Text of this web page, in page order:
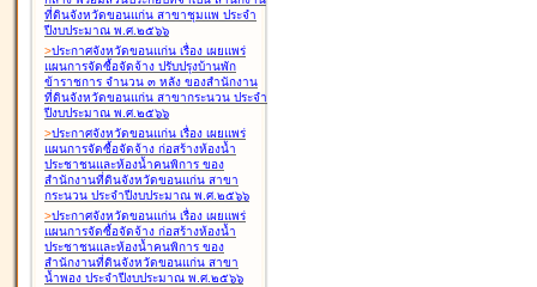
ที่ดินจังหวัดขอนแก่น สาขาชุมแพ ประจำ
ปีงบประมาณ พ.ศ.๒๕๖๖
>ประกาศจังหวัดขอนแก่น เรื่อง เผยแพร่
แผนการจัดซื้อจัดจ้าง ปรับปรุงบ้านพัก
ข้าราชการ จำนวน ๓ หลัง ของสำนักงาน
ที่ดินจังหวัดขอนแก่น สาขากระนวน ประจำ
ปีงบประมาณ พ.ศ.๒๕๖๖
>ประกาศจังหวัดขอนแก่น เรื่อง เผยแพร่
แผนการจัดซื้อจัดจ้าง ก่อสร้างห้องน้ำ
ประชาชนและห้องน้ำคนพิการ ของ
สำนักงานที่ดินจังหวัดขอนแก่น สาขา
กระนวน ประจำปีงบประมาณ พ.ศ.๒๕๖๖
>ประกาศจังหวัดขอนแก่น เรื่อง เผยแพร่
แผนการจัดซื้อจัดจ้าง ก่อสร้างห้องน้ำ
ประชาชนและห้องน้ำคนพิการ ของ
สำนักงานที่ดินจังหวัดขอนแก่น สาขา
น้ำพอง ประจำปีงบประมาณ พ.ศ.๒๕๖๖